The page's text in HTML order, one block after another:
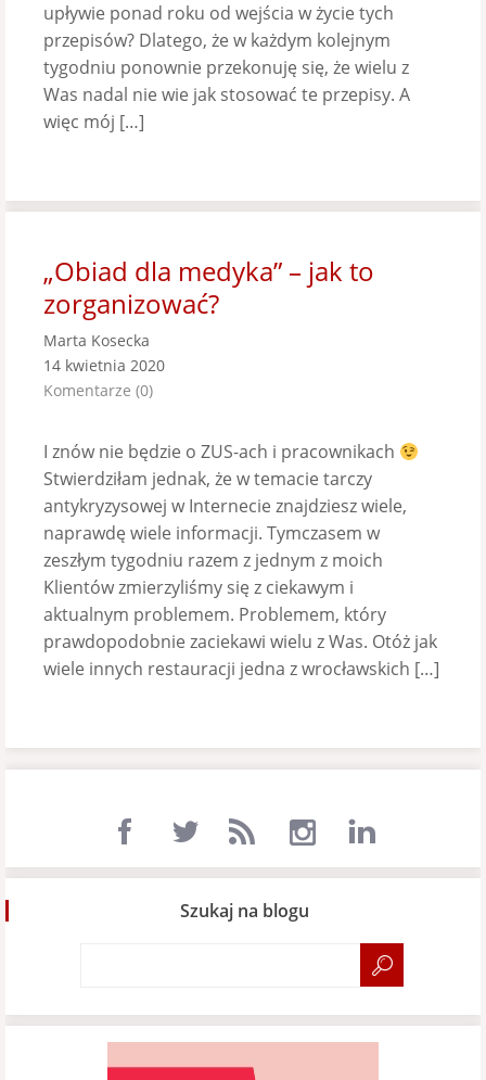
upływie ponad roku od wejścia w życie tych
przepisów? Dlatego, że w każdym kolejnym
tygodniu ponownie przekonuję się, że wielu z
Was nadal nie wie jak stosować te przepisy. A
więc mój […]
„Obiad dla medyka” – jak to
zorganizować?
Marta Kosecka
14 kwietnia 2020
Komentarze (0)
I znów nie będzie o ZUS-ach i pracownikach
Stwierdziłam jednak, że w temacie tarczy
antykryzysowej w Internecie znajdziesz wiele,
naprawdę wiele informacji. Tymczasem w
zeszłym tygodniu razem z jednym z moich
Klientów zmierzyliśmy się z ciekawym i
aktualnym problemem. Problemem, który
prawdopodobnie zaciekawi wielu z Was. Otóż jak
wiele innych restauracji jedna z wrocławskich […]
Szukaj na blogu